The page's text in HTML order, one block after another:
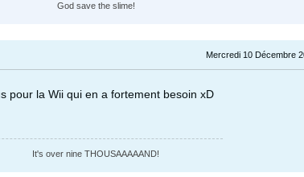
God save the slime!
Mercredi 10 Décembre
pour la Wii qui en a fortement besoin xD
It's over nine THOUSAAAAAND!